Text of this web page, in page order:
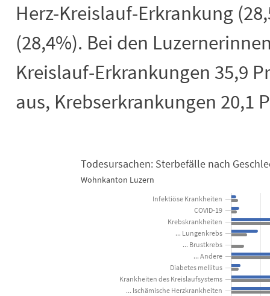
Herz-Kreislauf-Erkrankung
(28,4%). Bei den
Kreislauf-Erkrankungen 35,9
aus, Krebserkrankungen 20,1
Todesursachen: Sterbefälle nach
View as data table, Todesursachen: Sterbefälle nach Geschlecht 2023
The chart has 1 X axis displaying categories.
The chart has 1 Y axis displaying Anzahl Sterbefälle. Data
Todesursachen: Sterbefälle nach
Wohnkanton Luzern
Infektiöse Krankheiten
COVID-19
Krebskrankheiten
... Lungenkrebs
... Brustkrebs
... Andere
Diabetes mellitus
Krankheiten des Kreislaufsystems
... Ischämische Herzkrankheiten